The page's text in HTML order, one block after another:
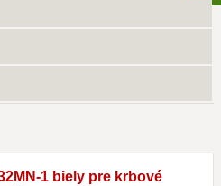
1 biely pre krbové